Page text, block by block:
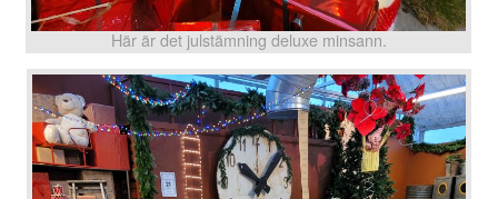
Här är det julstämning deluxe minsann.